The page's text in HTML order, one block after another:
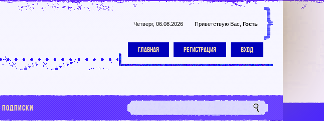
Четверг, 06.08.2026 Приветствую Вас Гость
ГЛАВНАЯ РЕГИСТРАЦИЯ ВХОД
ПОДПИСКИ